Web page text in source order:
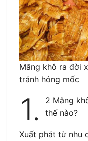
Măng khô ra đời
tránh hỏng mốc
1.
2 Măng
thế nào?
Xuất phát từ nhu